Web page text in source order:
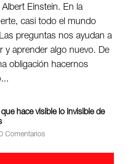
Einstein. En la
casi todo el mundo
preguntas nos ayudan a
y aprender algo nuevo. De
obligación hacernos
hace visible lo invisible de
Comentarios